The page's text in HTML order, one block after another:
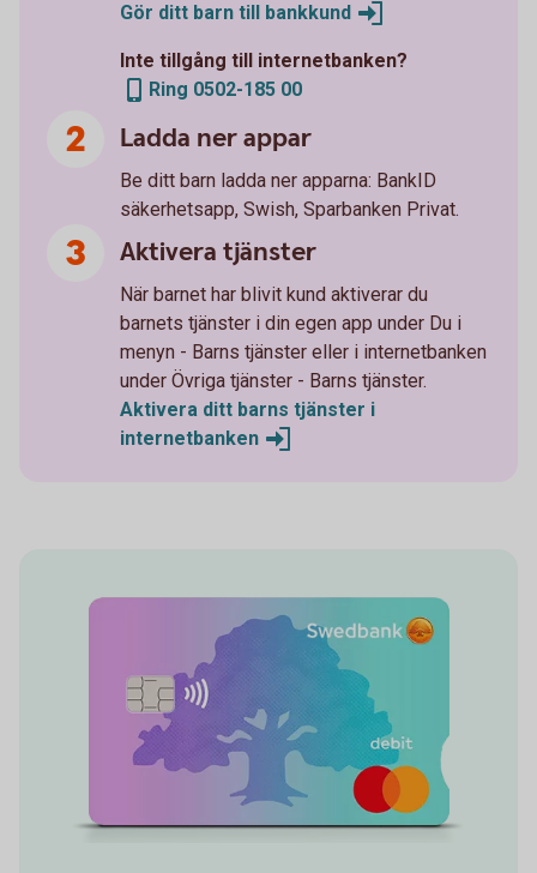
Gör ditt barn till bankkund
Inte tillgång till internetbanken?
Ring 0502-185 00
Ladda ner appar
Be ditt barn ladda ner apparna: BankID
säkerhetsapp, Swish, Sparbanken Privat.
Aktivera tjänster
När barnet har blivit kund aktiverar du
barnets tjänster i din egen app under Du i
menyn - Barns tjänster eller i internetbanken
under Övriga tjänster - Barns tjänster.
Aktivera ditt barns tjänster i
internetbanken